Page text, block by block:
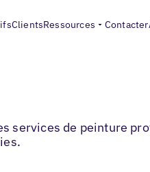
ClientsRessources Contacter
services de peinture